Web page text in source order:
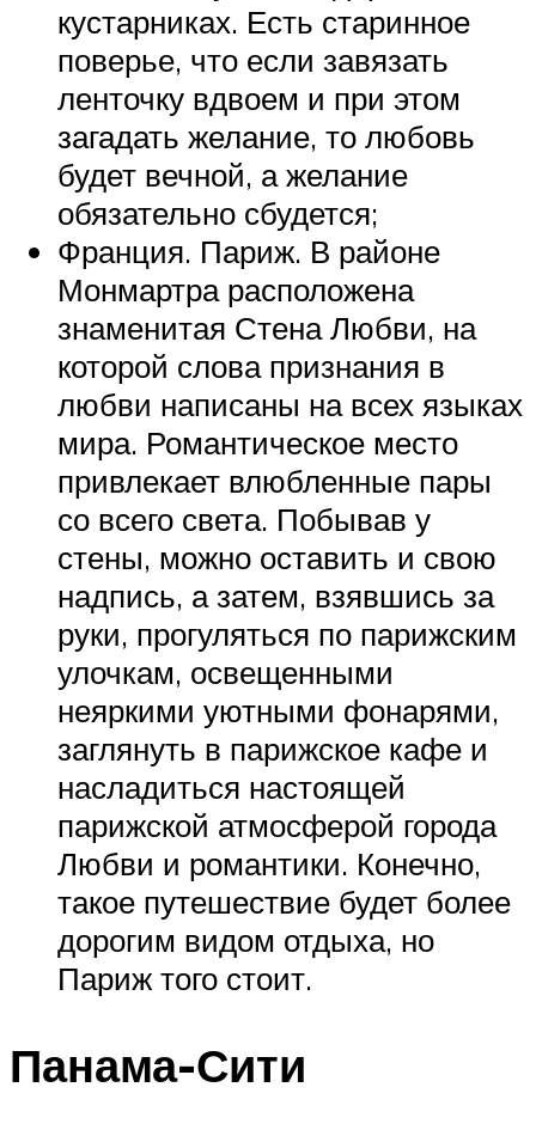
кустарниках. Есть старинное
поверье, что если завязать
ленточку вдвоем и при этом
загадать желание, то любовь
будет вечной, а желание
обязательно сбудется;
Франция. Париж. В районе
Монмартра расположена
знаменитая Стена Любви, на
которой слова признания в
любви написаны на всех языках
мира. Романтическое место
привлекает влюбленные пары
со всего света. Побывав у
стены, можно оставить и свою
надпись, а затем, взявшись за
руки, прогуляться по парижским
улочкам, освещенными
неяркими уютными фонарями,
заглянуть в парижское кафе и
насладиться настоящей
парижской атмосферой города
Любви и романтики. Конечно,
такое путешествие будет более
дорогим видом отдыха, но
Париж того стоит.
Панама-Сити